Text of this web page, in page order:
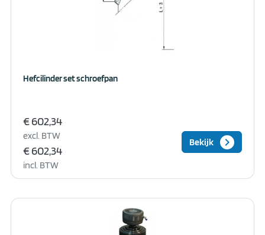
Hefcilinder set schroefpan
€ 602,34
excl. BTW
€ 602,34
incl. BTW
Bekijk keyboard_arrow_right